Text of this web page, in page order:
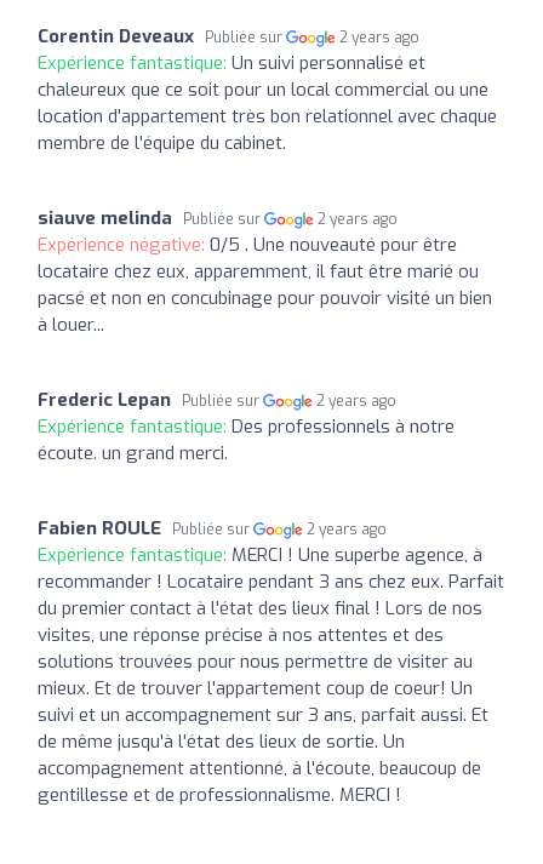
Corentin Deveaux Publiée sur 2 years ago
Expérience fantastique: Un suivi personnalisé et
chaleureux que ce soit pour un local commercial ou une
location d'appartement très bon relationnel avec chaque
membre de l'équipe du cabinet.
siauve melinda Publiée sur 2 years ago
Expérience négative: 0/5 . Une nouveauté pour être
locataire chez eux, apparemment, il faut être marié ou
pacsé et non en concubinage pour pouvoir visité un bien
à louer...
Frederic Lepan Publiée sur 2 years ago
Expérience fantastique: Des professionnels à notre
écoute. un grand merci.
Fabien ROULE Publiée sur 2 years ago
Expérience fantastique: MERCI ! Une superbe agence, à
recommander ! Locataire pendant 3 ans chez eux. Parfait
du premier contact à l'état des lieux final ! Lors de nos
visites, une réponse précise à nos attentes et des
solutions trouvées pour nous permettre de visiter au
mieux. Et de trouver l'appartement coup de coeur! Un
suivi et un accompagnement sur 3 ans, parfait aussi. Et
de même jusqu'à l'état des lieux de sortie. Un
accompagnement attentionné, à l'écoute, beaucoup de
gentillesse et de professionnalisme. MERCI !